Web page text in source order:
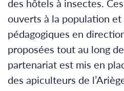
des hôtels à insectes.
ouverts à la population et
pédagogiques en
proposées tout au long
partenariat est mis en
des apiculteurs de